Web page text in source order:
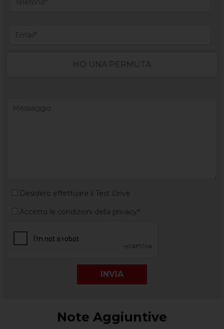
HO UNA PERMUTA
Desidero effettuare il Test Drive
Accetto le condizioni della privacy*
Note Aggiuntive